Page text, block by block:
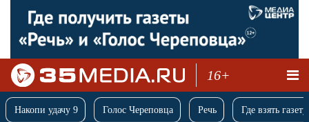
16+
Накопи удачу 9 Голос Череповца Речь Где взять